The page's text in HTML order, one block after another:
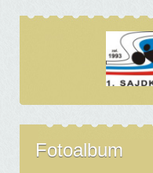
Fotoalbum